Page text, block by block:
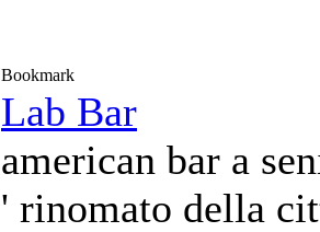
Bookmark
Lab Bar
american bar a
' rinomato della